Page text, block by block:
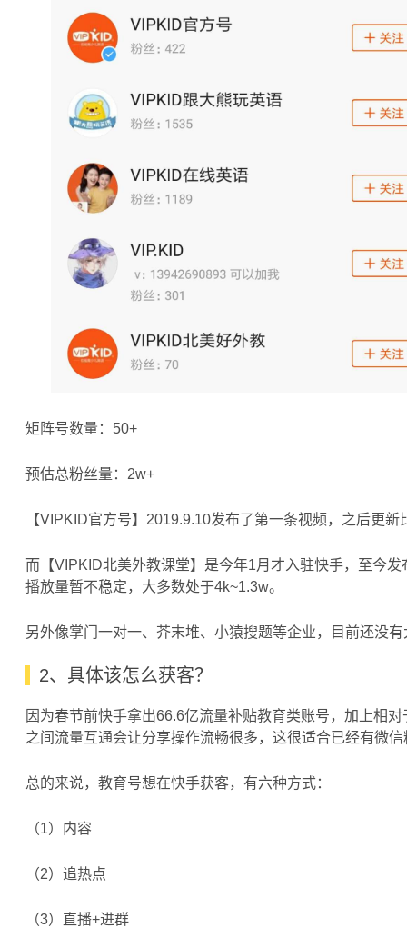
矩阵号数量：50+
预估总粉丝量：2w+
【VIPKID官方号】2019.9.10发布了第一条视频，之后更
而【VIPKID北美外教课堂】是今年1月才入驻快手，至今
播放量暂不稳定，大多数处于4k~1.3w。
另外像掌门一对一、芥末堆、小猿搜题等企业，目前还没
2、具体该怎么获客？
因为春节前快手拿出66.6亿流量补贴教育类账号，加上相
之间流量互通会让分享操作流畅很多，这很适合已经有微
总的来说，教育号想在快手获客，有六种方式：
（1）内容
（2）追热点
（3）直播+进群